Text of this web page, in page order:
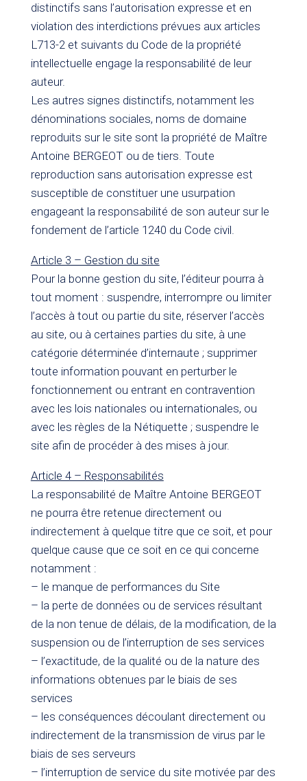
distinctifs sans l’autorisation expresse et en
violation des interdictions prévues aux articles
L713-2 et suivants du Code de la propriété
intellectuelle engage la responsabilité de leur
auteur.
Les autres signes distinctifs, notamment les
dénominations sociales, noms de domaine
reproduits sur le site sont la propriété de Maître
Antoine BERGEOT ou de tiers. Toute
reproduction sans autorisation expresse est
susceptible de constituer une usurpation
engageant la responsabilité de son auteur sur le
fondement de l’article 1240 du Code civil.
Article 3 – Gestion du site
Pour la bonne gestion du site, l’éditeur pourra à
tout moment : suspendre, interrompre ou limiter
l’accès à tout ou partie du site, réserver l’accès
au site, ou à certaines parties du site, à une
catégorie déterminée d’internaute ; supprimer
toute information pouvant en perturber le
fonctionnement ou entrant en contravention
avec les lois nationales ou internationales, ou
avec les règles de la Nétiquette ; suspendre le
site afin de procéder à des mises à jour.
Article 4 – Responsabilités
La responsabilité de Maître Antoine BERGEOT
ne pourra être retenue directement ou
indirectement à quelque titre que ce soit, et pour
quelque cause que ce soit en ce qui concerne
notamment :
– le manque de performances du Site
– la perte de données ou de services résultant
de la non tenue de délais, de la modification, de la
suspension ou de l’interruption de ses services
– l’exactitude, de la qualité ou de la nature des
informations obtenues par le biais de ses
services
– les conséquences découlant directement ou
indirectement de la transmission de virus par le
biais de ses serveurs
– l’interruption de service du site motivée par des